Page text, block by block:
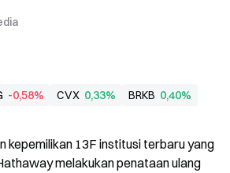
-0,58% CVX 0,33% BRKB 0,40%
kepemilikan 13F institusi terbaru yang
melakukan penataan ulang